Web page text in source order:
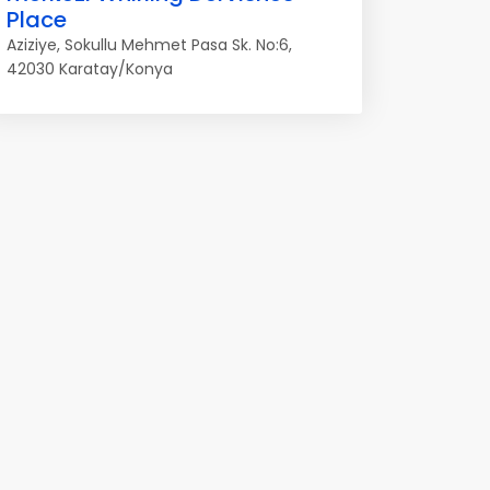
Place
Aziziye, Sokullu Mehmet Pasa Sk. No:6,
42030 Karatay/Konya